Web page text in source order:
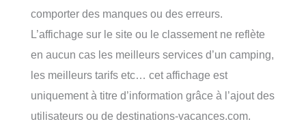
comporter des manques ou des erreurs.
L’affichage sur le site ou le classement ne reflète
en aucun cas les meilleurs services d’un camping,
les meilleurs tarifs etc… cet affichage est
uniquement à titre d’information grâce à l’ajout des
utilisateurs ou de destinations-vacances.com.